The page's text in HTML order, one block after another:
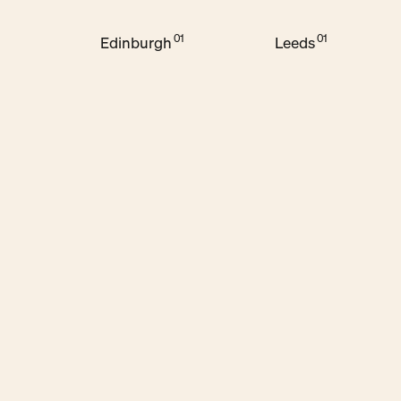
Edinburgh Leeds